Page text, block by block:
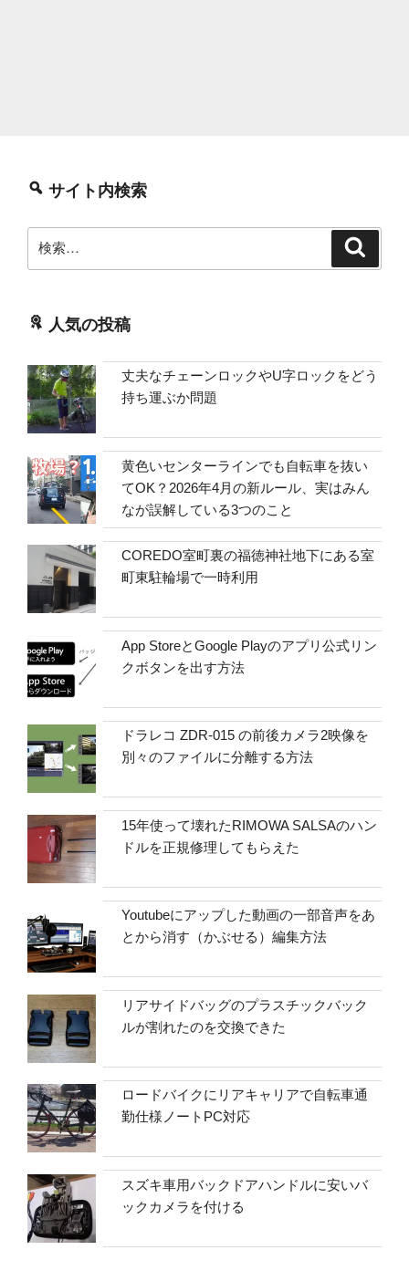
サイト内検索
索:
人気の投稿
丈夫なチェーンロックやU字ロックをどう
持ち運ぶか問題
黄色いセンターラインでも自転車を抜い
てOK？2026年4月の新ルール、実はみん
なが誤解している3つのこと
COREDO室町裏の福徳神社地下にある室
町東駐輪場で一時利用
App StoreとGoogle Playのアプリ公式リン
クボタンを出す方法
ドラレコ ZDR-015 の前後カメラ2映像を
別々のファイルに分離する方法
15年使って壊れたRIMOWA SALSAのハン
ドルを正規修理してもらえた
Youtubeにアップした動画の一部音声をあ
とから消す（かぶせる）編集方法
リアサイドバッグのプラスチックバック
ルが割れたのを交換できた
ロードバイクにリアキャリアで自転車通
勤仕様ノートPC対応
スズキ車用バックドアハンドルに安いバ
ックカメラを付ける